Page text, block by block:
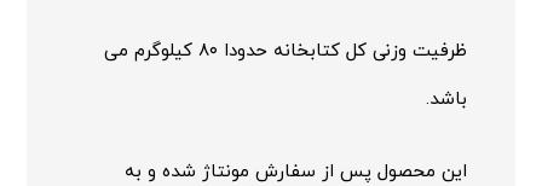
ظرفیت وزنی کل کتابخانه حدودا ۸۰ کیلوگرم می
باشد.
این محصول پس از سفارش مونتاژ شده و به